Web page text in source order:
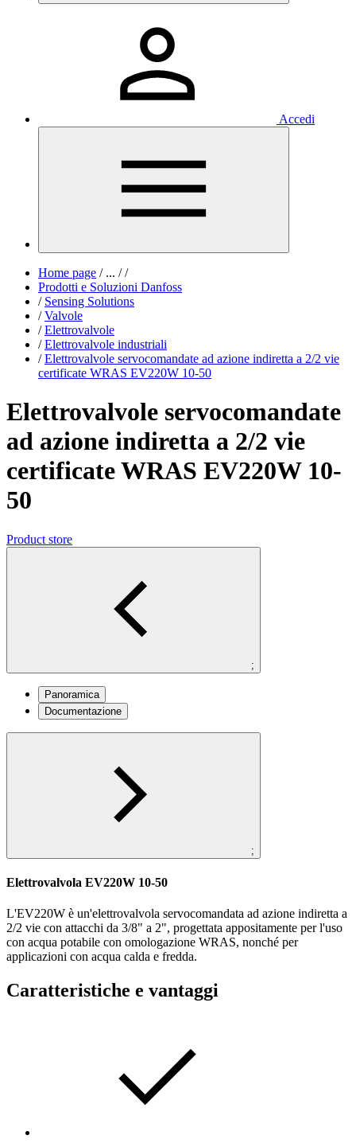
Accedi
Home page /... / /
Prodotti e Soluzioni Danfoss
/ Sensing Solutions
/ Valvole
/ Elettrovalvole
/ Elettrovalvole industriali
/ Elettrovalvole servocomandate ad azione indiretta a 2/2 vie
certificate WRAS EV220W 10-50
Elettrovalvole servocomandate
ad azione indiretta a 2/2 vie
certificate WRAS EV220W 10-
50
Product store
;
Panoramica
Documentazione
;
Elettrovalvola EV220W 10-50
L'EV220W è un'elettrovalvola servocomandata ad azione indiretta a
2/2 vie con attacchi da 3/8" a 2", progettata appositamente per l'uso
con acqua potabile con omologazione WRAS, nonché per
applicazioni con acqua calda e fredda.
Caratteristiche e vantaggi